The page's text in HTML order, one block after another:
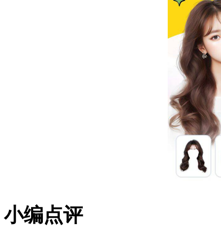
小编点评